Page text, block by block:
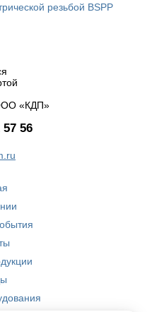
резьбой BSPP
«КДП»
57 56